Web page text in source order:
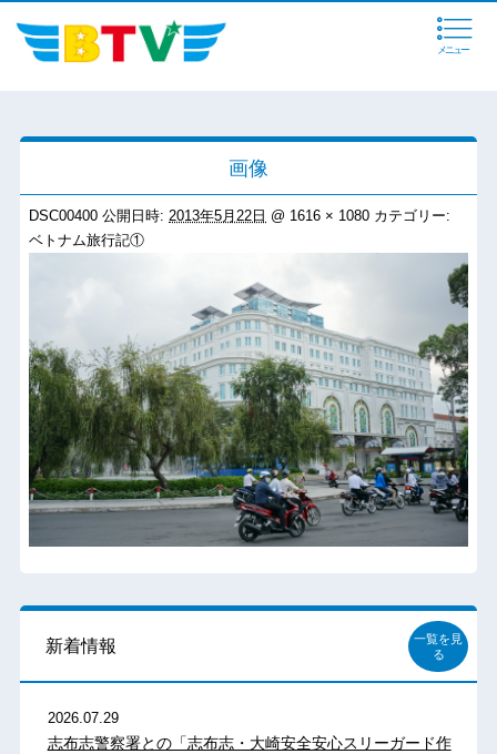
メニュー
画像
DSC00400公開日時: 2013年5月22日 @ 1616 × 1080 カテゴリー:
ベトナム旅行記①
新着情報
一覧を見
る
2026.07.29
志布志警察署との「志布志・大崎安全安心スリーガード作